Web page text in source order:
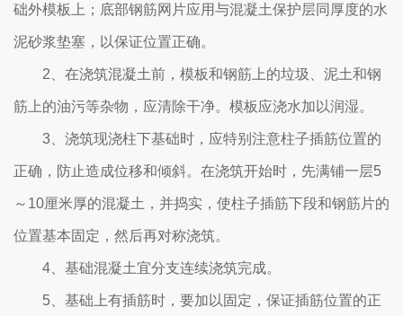
础外模板上；底部钢筋网片应用与混凝土保护层同厚度的水
泥砂浆垫塞，以保证位置正确。
2、在浇筑混凝土前，模板和钢筋上的垃圾、泥土和钢
筋上的油污等杂物，应清除干净。模板应浇水加以润湿。
3、浇筑现浇柱下基础时，应特别注意柱子插筋位置的
正确，防止造成位移和倾斜。在浇筑开始时，先满铺一层5
～10厘米厚的混凝土，并捣实，使柱子插筋下段和钢筋片的
位置基本固定，然后再对称浇筑。
4、基础混凝土宜分支连续浇筑完成。
5、基础上有插筋时，要加以固定，保证插筋位置的正